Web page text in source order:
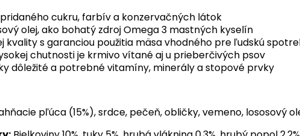
cukru, farbív a konzervačných látok
olej, ako bohatý zdroj Omega 3 mastných kyselín
kvality s garanciou použitia mäsa vhodného pre ľudskú
chutnosti je krmivo vítané aj u prieberčivých psov
dôležité a potrebné vitamíny, minerály a stopové prvky
pľúca (15%), srdce, pečeň, obličky, vemeno, lososový